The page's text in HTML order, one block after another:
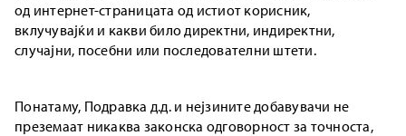
од интернет-страницата од истиот корисник,
вклучувајќи и какви било директни, индиректни,
случајни, посебни или последователни штети.
Понатаму, Подравка д.д. и нејзините добавувачи не
преземаат никаква законска одговорност за точноста,